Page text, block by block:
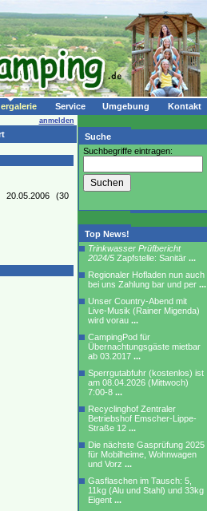
Service Umgebung Kontakt
anmelden
20.05.2006 (30
Suche
Suchbegriffe eintragen:
Top News!
Trinkwasser Prüfbericht
2024/5 Zapfstelle: Sanitär ...
Regionaler Hofladen nun auch
bei uns Zahlung bar und per ...
Unser Country-Abend mit
Live-Musik (Rainer Migenda)
wird vorau ...
CampingPod für
Übernachtungsgäste mietbar
ab 03.2017 ...
Sperrgutabfuhr (kostenlos) ist
am 08.04.2026 (Mittwoch)
7:00-8 ...
Recyclinghof Zentraler
Betriebshof Emscher-Lippe-
Straße 12 ...
Die nächste Gasprüfung 2025
für Mobilheime, Wohnwagen
und Vorz ...
Gasflaschen im Tausch: 5,
11kg (Alu und Stahl) und 33kg
Eigent ...